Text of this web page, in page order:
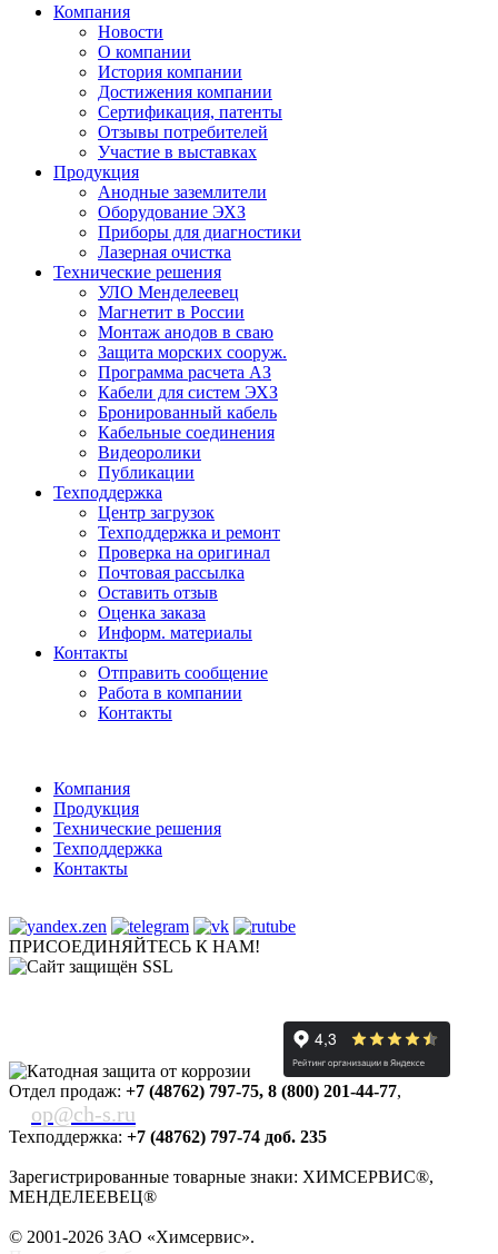
Компания
Новости
О компании
История компании
Достижения компании
Сертификация, патенты
Отзывы потребителей
Участие в выставках
Продукция
Анодные заземлители
Оборудование ЭХЗ
Приборы для диагностики
Лазерная очистка
Технические решения
УЛО Менделеевец
Магнетит в России
Монтаж анодов в сваю
Защита морских сооруж.
Программа расчета АЗ
Кабели для систем ЭХЗ
Бронированный кабель
Кабельные соединения
Видеоролики
Публикации
Техподдержка
Центр загрузок
Техподдержка и ремонт
Проверка на оригинал
Почтовая рассылка
Оставить отзыв
Оценка заказа
Информ. материалы
Контакты
Отправить сообщение
Работа в компании
Контакты
Компания
Продукция
Технические решения
Техподдержка
Контакты
ПРИСОЕДИНЯЙТЕСЬ К НАМ!
Отдел продаж: +7 (48762) 797-75, 8 (800) 201-44-77,
op@ch-s.ru
Техподдержка: +7 (48762) 797-74 доб. 235
Зарегистрированные товарные знаки: ХИМСЕРВИС®,
МЕНДЕЛЕЕВЕЦ®
© 2001-2026 ЗАО «Химсервис».